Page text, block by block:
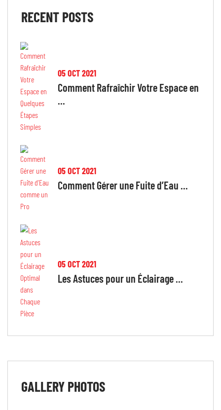
RECENT POSTS
05 OCT 2021
Comment Rafraîchir Votre Espace en
...
05 OCT 2021
Comment Gérer une Fuite d’Eau ...
05 OCT 2021
Les Astuces pour un Éclairage ...
GALLERY PHOTOS